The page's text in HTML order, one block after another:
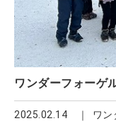
ワンダーフォー
2025.02.14 ワ